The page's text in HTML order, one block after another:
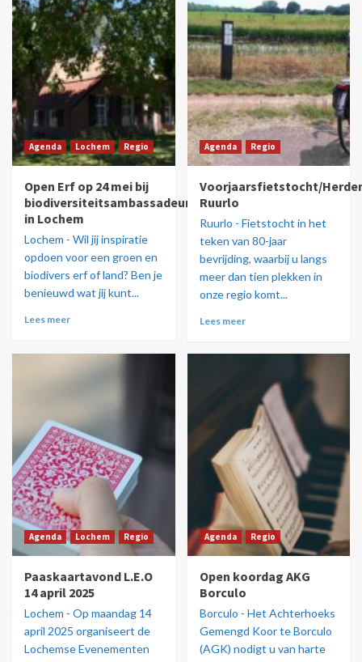
Agenda Lochem Regio
Open Erf op 24 mei bij
biodiversiteitsambassadeur
in Lochem
Lochem - Wil jij inspiratie
opdoen voor een groen en
biodivers erf of land? Ben je
benieuwd wat jij kunt...
Lees meer
Agenda Regio
Voorjaarsfietstocht/
Ruurlo
Ruurlo - Fietstocht in het
teken van 80-jaar
bevrijding, waarbij u langs
meer dan tien plekken in
onze regio komt...
Lees meer
Agenda Lochem Regio
Paaskaartavond L.E.O
14 april 2025
Lochem - Op maandag 14
april 2025 organiseert de
Lochemse Evenementen
Agenda Regio
Open koordag AKG
Borculo
Borculo - Het Achterhoeks
Gemengd Koor te Borculo
(AGK) nodigt u van harte